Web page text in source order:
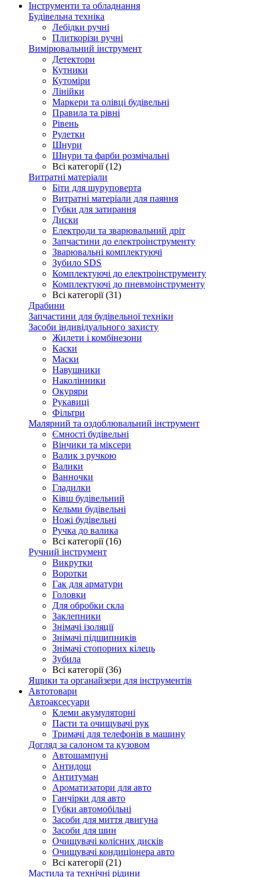
Інструменти та обладнання
Будівельна техніка
Лебідки ручні
Плиткорізи ручні
Вимірювальний інструмент
Детектори
Кутники
Кутоміри
Лінійки
Маркери та олівці будівельні
Правила та рівні
Рівень
Рулетки
Шнури
Шнури та фарби розмічальні
Всі категорії (12)
Витратні матеріали
Біти для шуруповерта
Витратні матеріали для паяння
Губки для затирання
Диски
Електроди та зварювальний дріт
Запчастини до електроінструменту
Зварювальні комплектуючі
Зубило SDS
Комплектуючі до електроінструменту
Комплектуючі до пневмоінструменту
Всі категорії (31)
Драбини
Запчастини для будівельної техніки
Засоби індивідуального захисту
Жилети і комбінезони
Каски
Маски
Навушники
Наколінники
Окуряри
Рукавиці
Фільтри
Малярний та оздоблювальний інструмент
Ємності будівельні
Вінчики та міксери
Валик з ручкою
Валики
Ванночки
Гладилки
Ківш будівельний
Кельми будівельні
Ножі будівельні
Ручка до валика
Всі категорії (16)
Ручний інструмент
Викрутки
Воротки
Гак для арматури
Головки
Для обробки скла
Заклепники
Знімачі ізоляції
Знімачі підшипників
Знімачі стопорних кілець
Зубила
Всі категорії (36)
Ящики та органайзери для інструментів
Автотовари
Автоаксесуари
Клеми акумуляторні
Пасти та очищувачі рук
Тримачі для телефонів в машину
Догляд за салоном та кузовом
Автошампуні
Антидощ
Антитуман
Ароматизатори для авто
Ганчірки для авто
Губки автомобільні
Засоби для миття двигуна
Засоби для шин
Очищувачі колісних дисків
Очищувачі кондиціонера авто
Всі категорії (21)
Мастила та технічні рідини